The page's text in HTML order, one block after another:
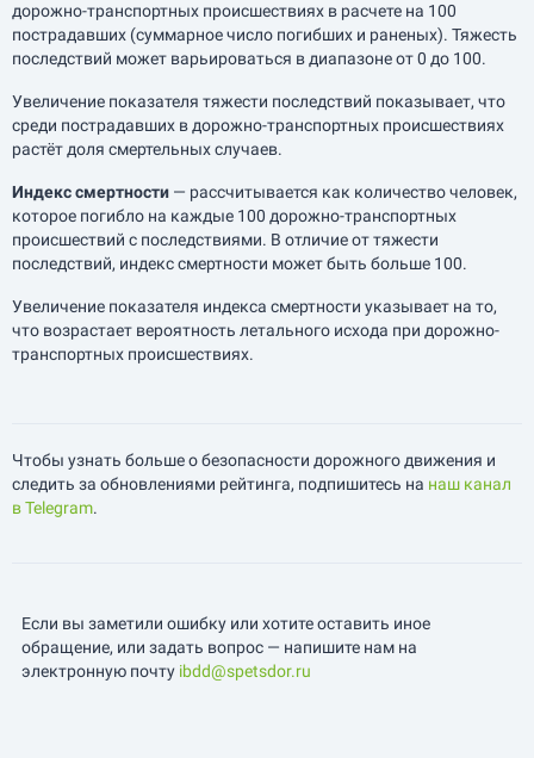
дорожно-транспортных происшествиях в расчете на 100
пострадавших (суммарное число погибших и раненых). Тяжесть
последствий может варьироваться в диапазоне от 0 до 100.
Увеличение показателя тяжести последствий показывает, что
среди пострадавших в дорожно-транспортных происшествиях
растёт доля смертельных случаев.
Индекс смертности — рассчитывается как количество человек,
которое погибло на каждые 100 дорожно-транспортных
происшествий с последствиями. В отличие от тяжести
последствий, индекс смертности может быть больше 100.
Увеличение показателя индекса смертности указывает на то,
что возрастает вероятность летального исхода при дорожно-
транспортных происшествиях.
Чтобы узнать больше о безопасности дорожного движения и
следить за обновлениями рейтинга, подпишитесь на наш канал
в Telegram.
Если вы заметили ошибку или хотите оставить иное
обращение, или задать вопрос — напишите нам на
электронную почту ibdd@spetsdor.ru